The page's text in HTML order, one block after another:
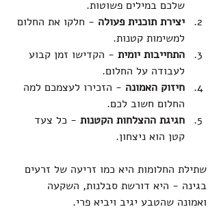
שלכם במילים פשוטות.
יצירת תוכנית פעולה - חלקו את החלום
למשימות קטנות.
התחייבות יומית - הקדישו זמן קבוע
לעבודה על החלום.
חיזוק האמונה - הזכירו לעצמכם למה
החלום חשוב לכם.
חגיגת ההצלחות הקטנות - כל צעד
קטן הוא ניצחון.
שתילת החלומות היא כמו זריעה של זרעים
בגינה - היא דורשת סבלנות, השקעה
ואמונה שהטבע יגיב ויביא פרי.